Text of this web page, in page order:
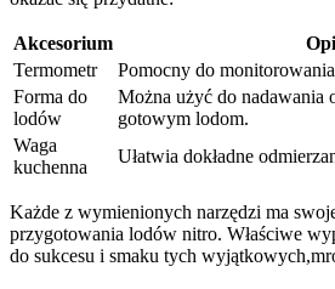
Akcesorium
Termometr
Pomocny‌ do
Forma​ do
lodów
Można użyć do nadawania⁣
gotowym ⁣lodom.
Waga
kuchenna
Ułatwia dokładne
Każde z wymienionych narzędzi ma
przygotowania lodów nitro. Właściwe
do sukcesu ⁢i ⁣smaku tych